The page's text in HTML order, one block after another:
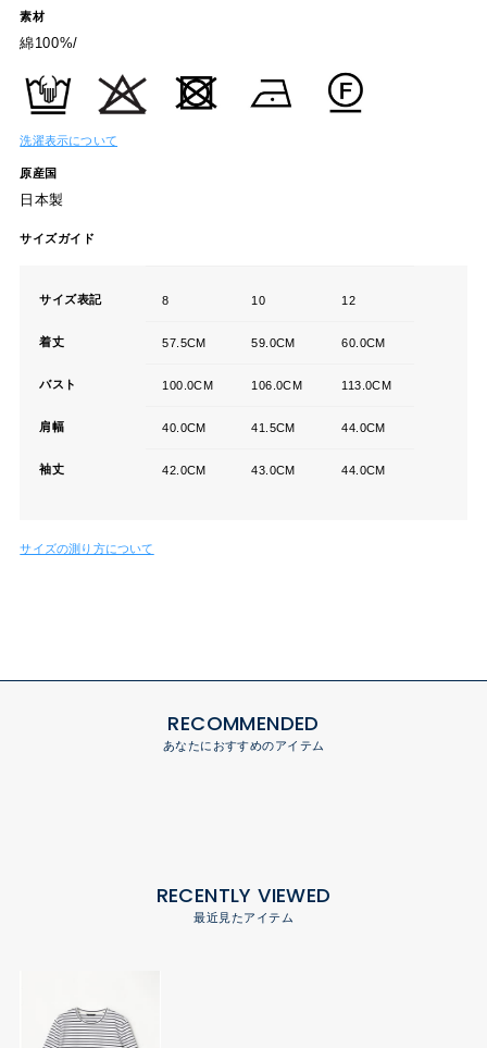
素材
綿100%/
洗濯表示について
原産国
日本製
サイズガイド
サイズ表記 8 10 12
着丈 57.5CM 59.0CM 60.0CM
バスト 100.0CM 106.0CM 113.0CM
肩幅 40.0CM 41.5CM 44.0CM
袖丈 42.0CM 43.0CM 44.0CM
サイズの測り方について
RECOMMENDED
あなたにおすすめのアイテム
RECENTLY VIEWED
最近見たアイテム